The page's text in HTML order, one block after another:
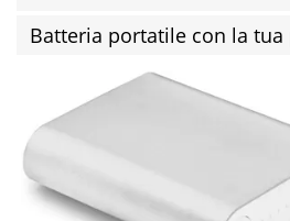
Batteria portatile con la